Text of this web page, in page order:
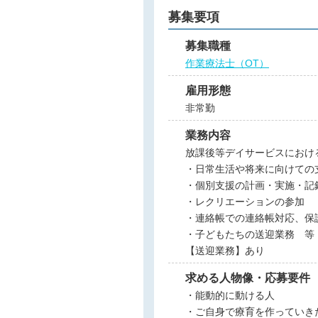
募集要項
募集職種
作業療法士（OT）
雇用形態
非常勤
業務内容
放課後等デイサービスにおけ
・日常生活や将来に向けての
・個別支援の計画・実施・記
・レクリエーションの参加
・連絡帳での連絡帳対応、
・子どもたちの送迎業務 等
【送迎業務】あり
求める人物像・応募要件
・能動的に動ける人
・ご自身で療育を作っていき